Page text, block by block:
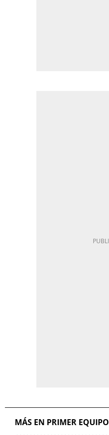
MÁS EN PRIMER EQUIPO